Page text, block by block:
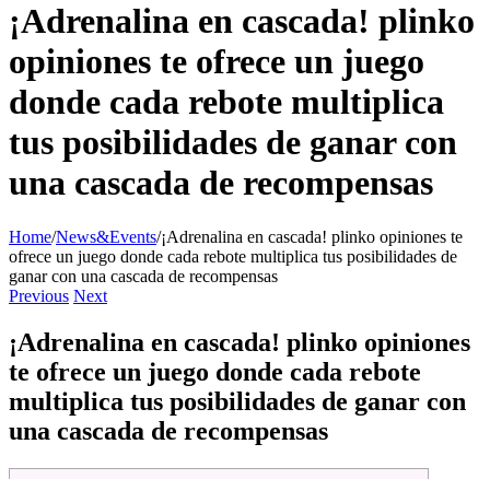
¡Adrenalina en cascada! plinko
opiniones te ofrece un juego
donde cada rebote multiplica
tus posibilidades de ganar con
una cascada de recompensas
Home/News&Events/¡Adrenalina en cascada! plinko opiniones te
ofrece un juego donde cada rebote multiplica tus posibilidades de
ganar con una cascada de recompensas
Previous Next
¡Adrenalina en cascada! plinko opiniones
te ofrece un juego donde cada rebote
multiplica tus posibilidades de ganar con
una cascada de recompensas